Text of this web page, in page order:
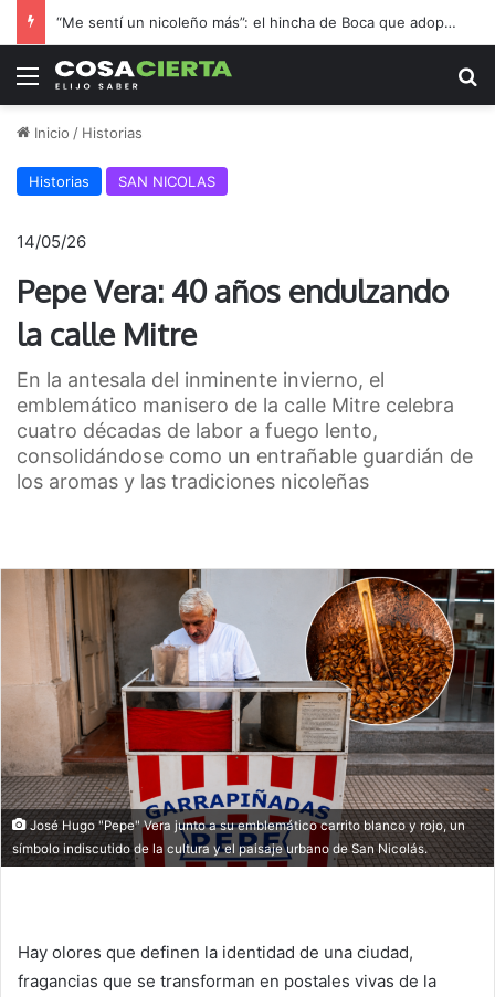
“Me sentí un nicoleño más”: el hincha de Boca que adoptó a Regatas en la final por el ascenso
Menú
Inicio / Historias
Historias SAN NICOLAS
14/05/26
Pepe Vera: 40 años endulzando
la calle Mitre
En la antesala del inminente invierno, el
emblemático manisero de la calle Mitre celebra
cuatro décadas de labor a fuego lento,
consolidándose como un entrañable guardián de
los aromas y las tradiciones nicoleñas
José Hugo "Pepe" Vera junto a su emblemático carrito blanco y rojo, un
símbolo indiscutido de la cultura y el paisaje urbano de San Nicolás.
Hay olores que definen la identidad de una ciudad,
fragancias que se transforman en postales vivas de la